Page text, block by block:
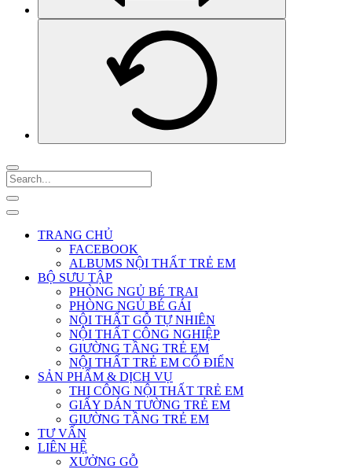
TRANG CHỦ
FACEBOOK
ALBUMS NỘI THẤT TRẺ EM
BỘ SƯU TẬP
PHÒNG NGỦ BÉ TRAI
PHÒNG NGỦ BÉ GÁI
NỘI THẤT GỖ TỰ NHIÊN
NỘI THẤT CÔNG NGHIỆP
GIƯỜNG TẦNG TRẺ EM
NỘI THẤT TRẺ EM CỔ ĐIỂN
SẢN PHẨM & DỊCH VỤ
THI CÔNG NỘI THẤT TRẺ EM
GIẤY DÁN TƯỜNG TRẺ EM
GIƯỜNG TẦNG TRẺ EM
TƯ VẤN
LIÊN HỆ
XƯỞNG GỖ